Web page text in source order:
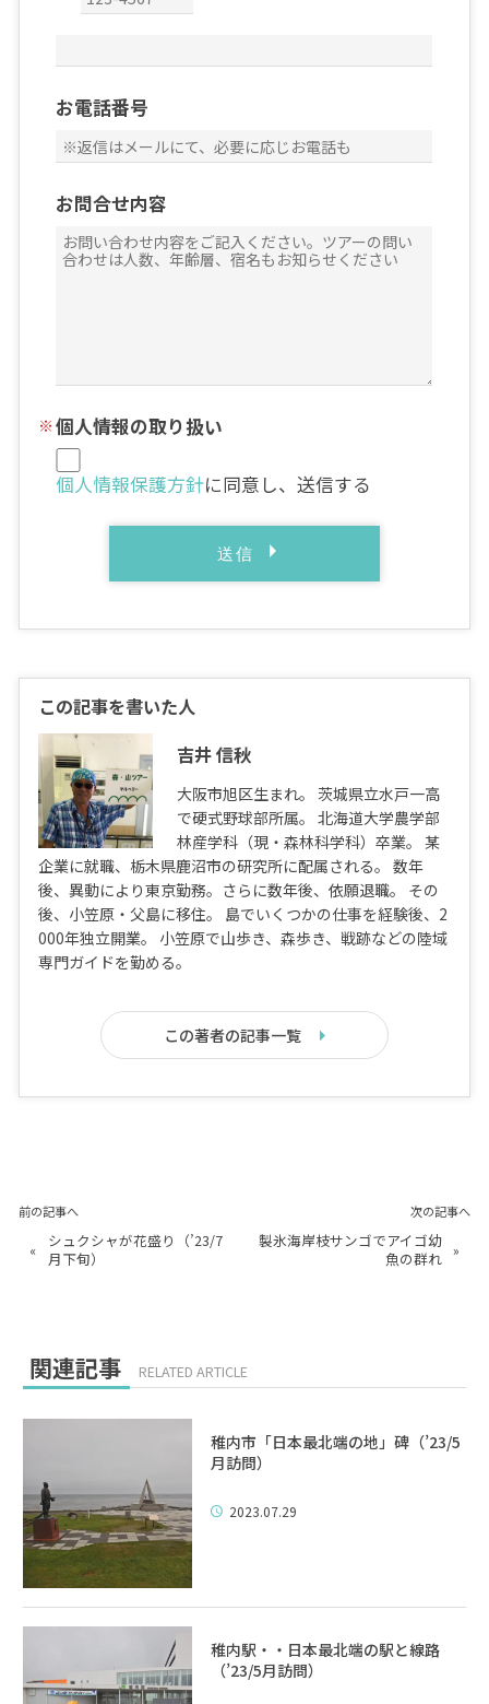
お電話番号
お問合せ内容
個人情報の取り扱い
個人情報保護方針に同意し、送信する
この記事を書いた人
吉井 信秋
大阪市旭区生まれ。 茨城県立水戸一高
で硬式野球部所属。 北海道大学農学部
林産学科（現・森林科学科）卒業。 某
企業に就職、栃木県鹿沼市の研究所に配属される。 数年
後、異動により東京勤務。さらに数年後、依願退職。 その
後、小笠原・父島に移住。 島でいくつかの仕事を経験後、2
000年独立開業。 小笠原で山歩き、森歩き、戦跡などの陸域
専門ガイドを勤める。
この著者の記事一覧
前の記事へ
«
シュクシャが花盛り（’23/7
月下旬）
次の記事へ
製氷海岸枝サンゴでアイゴ幼
魚の群れ »
関連記事 RELATED ARTICLE
稚内市「日本最北端の地」碑（’23/5
月訪問）
2023.07.29
稚内駅・・日本最北端の駅と線路
（’23/5月訪問）